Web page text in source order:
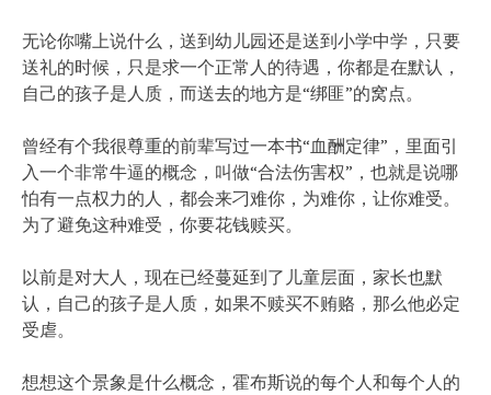
无论你嘴上说什么，送到幼儿园还是送到小学中学，只要
送礼的时候，只是求一个正常人的待遇，你都是在默认，
自己的孩子是人质，而送去的地方是“绑匪”的窝点。
曾经有个我很尊重的前辈写过一本书“血酬定律”，里面引
入一个非常牛逼的概念，叫做“合法伤害权”，也就是说哪
怕有一点权力的人，都会来刁难你，为难你，让你难受。
为了避免这种难受，你要花钱赎买。
以前是对大人，现在已经蔓延到了儿童层面，家长也默
认，自己的孩子是人质，如果不赎买不贿赂，那么他必定
受虐。
想想这个景象是什么概念，霍布斯说的每个人和每个人的